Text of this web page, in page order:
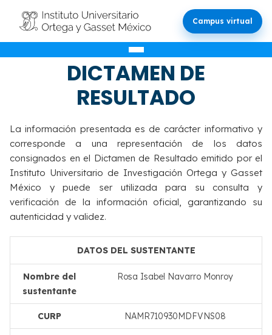
Campus virtual
VALIDACIÓN DEL
DICTAMEN DE
RESULTADO
La información presentada es de carácter informativo y
corresponde a una representación de los datos
consignados en el Dictamen de Resultado emitido por el
Instituto Universitario de Investigación Ortega y Gasset
México y puede ser utilizada para su consulta y
verificación de la información oficial, garantizando su
autenticidad y validez.
DATOS DEL SUSTENTANTE
Nombre del
sustentante
Rosa Isabel Navarro Monroy
CURP NAMR710930MDFVNS08